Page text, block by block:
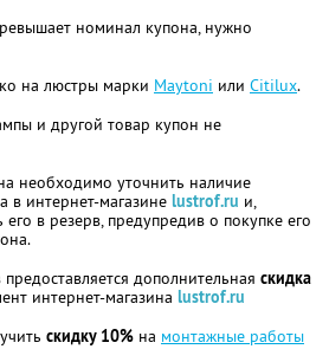
номинал купона, нужно
на люстры марки Maytoni или Citilux.
и другой товар купон не
необходимо уточнить наличие
в интернет-магазине lustrof.ru и,
его в резерв, предупредив о покупке его
дополнительная скидка
интернет-магазина lustrof.ru
скидку 10% на монтажные работы